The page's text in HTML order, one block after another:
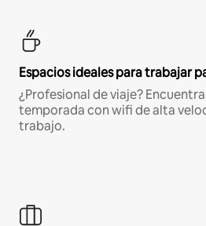
Espacios ideales para trabajar
¿Profesional de viaje?
temporada con wifi de alta
trabajo.